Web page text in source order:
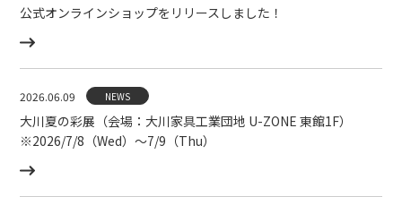
公式オンラインショップをリリースしました！
2026.06.09 NEWS
大川夏の彩展（会場：大川家具工業団地 U-ZONE 東館1F）
※2026/7/8（Wed）〜7/9（Thu）